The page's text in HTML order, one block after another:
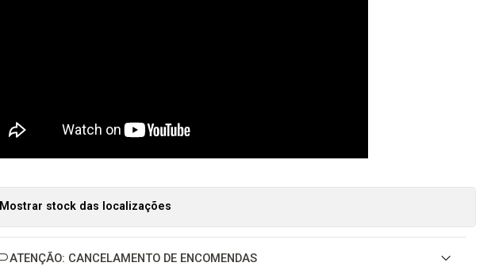
Mostrar stock das localizações
ATENÇÃO: CANCELAMENTO DE ENCOMENDAS